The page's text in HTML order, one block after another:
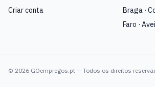
Criar conta
Braga ·
Faro ·
© 2026 GOempregos.pt — Todos os direitos